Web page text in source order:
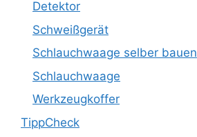
Detektor
Schweißgerät
Schlauchwaage selber bauen
Schlauchwaage
Werkzeugkoffer
TippCheck